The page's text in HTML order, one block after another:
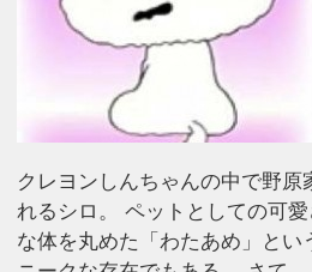
クレヨンしんちゃんの中で野原
れるシロ。 ペットとしての可
な体を丸めた「わたあめ」とい